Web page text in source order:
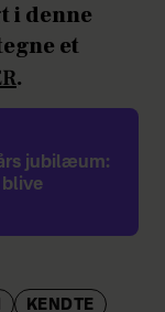
i denne
et
.
jubilæum:
blive
KENDTE